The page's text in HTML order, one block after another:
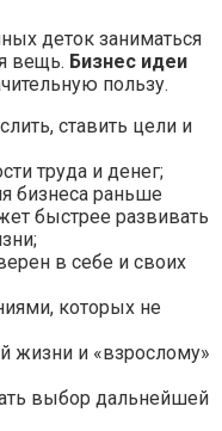
деток заниматься
вещь. Бизнес идеи
пользу.
ставить цели и
труда и денег;
бизнеса раньше
быстрее развивать
в себе и своих
которых не
жизни и «взрослому»
выбор дальнейшей